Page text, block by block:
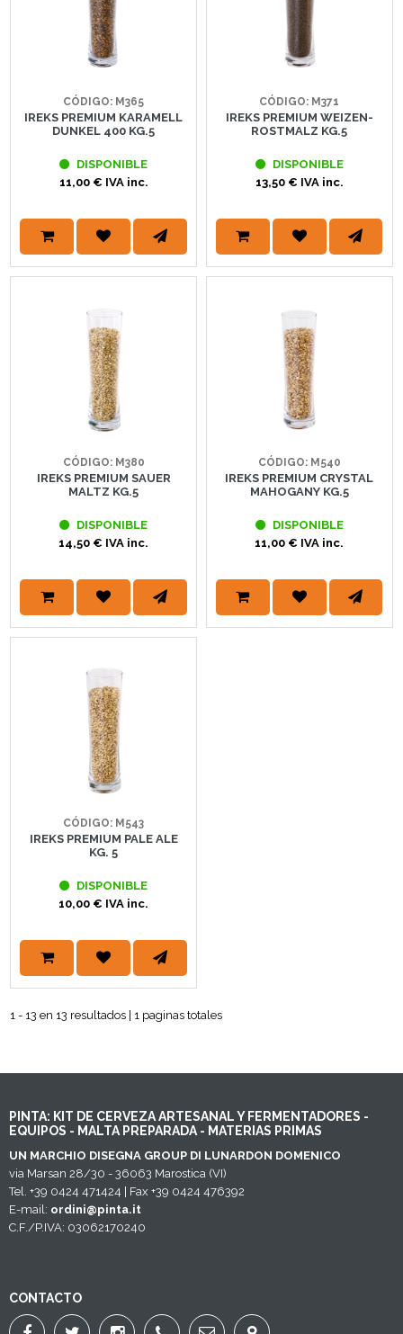
CÓDIGO: M365
IREKS PREMIUM KARAMELL
DUNKEL 400 KG.5
DISPONIBLE
11,00 € IVA inc.
CÓDIGO: M371
IREKS PREMIUM WEIZEN-
ROSTMALZ KG.5
DISPONIBLE
13,50 € IVA inc.
CÓDIGO: M380
IREKS PREMIUM SAUER
MALTZ KG.5
DISPONIBLE
14,50 € IVA inc.
CÓDIGO: M540
IREKS PREMIUM CRYSTAL
MAHOGANY KG.5
DISPONIBLE
11,00 € IVA inc.
CÓDIGO: M543
IREKS PREMIUM PALE ALE
KG. 5
DISPONIBLE
10,00 € IVA inc.
1 - 13 en 13 resultados | 1 paginas totales
PINTA: KIT DE CERVEZA ARTESANAL Y FERMENTADORES -
EQUIPOS - MALTA PREPARADA - MATERIAS PRIMAS
UN MARCHIO DISEGNA GROUP DI LUNARDON DOMENICO
via Marsan 28/30 - 36063 Marostica (VI)
Tel. +39 0424 471424 | Fax +39 0424 476392
E-mail: ordini@pinta.it
C.F./P.IVA: 03062170240
CONTACTO